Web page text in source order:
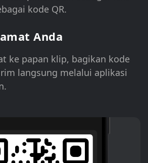
kode QR.
Anda
ke papan klip, bagikan kode
langsung melalui aplikasi